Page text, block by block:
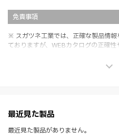
免責事項
※ スガツネ工業では、正確な製品情
ておりますが、WEBカタログの正確
社製品の使用ご検討、又は販売促進目
※ 本WEBサイト製品情報のご利用に
約、プライバシーポリシー、製品情報
最近見た製品
最近見た製品がありません。